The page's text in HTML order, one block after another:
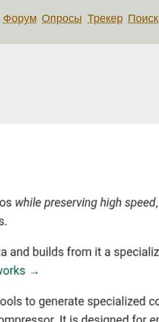
Форум Опросы Трекер Поиск